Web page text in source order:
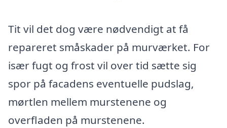
Tit vil det dog være nødvendigt at få
repareret småskader på murværket. For
især fugt og frost vil over tid sætte sig
spor på facadens eventuelle pudslag,
mørtlen mellem murstenene og
overfladen på murstenene.